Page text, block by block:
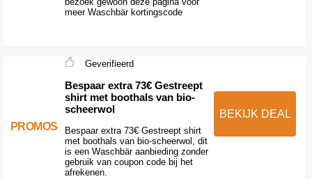
meer Waschbär kortingscode
PROMOS
Geverifieerd
Bespaar extra 73€ Gestreept
shirt met boothals van bio-
scheerwol
Bespaar extra 73€ Gestreept shirt
met boothals van bio-scheerwol, dit
is een Waschbär aanbieding zonder
gebruik van coupon code bij het
afrekenen.
BEKIJK DEAL